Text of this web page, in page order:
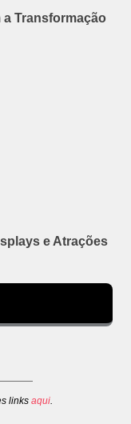
Transformação
e Atrações
links aqui.